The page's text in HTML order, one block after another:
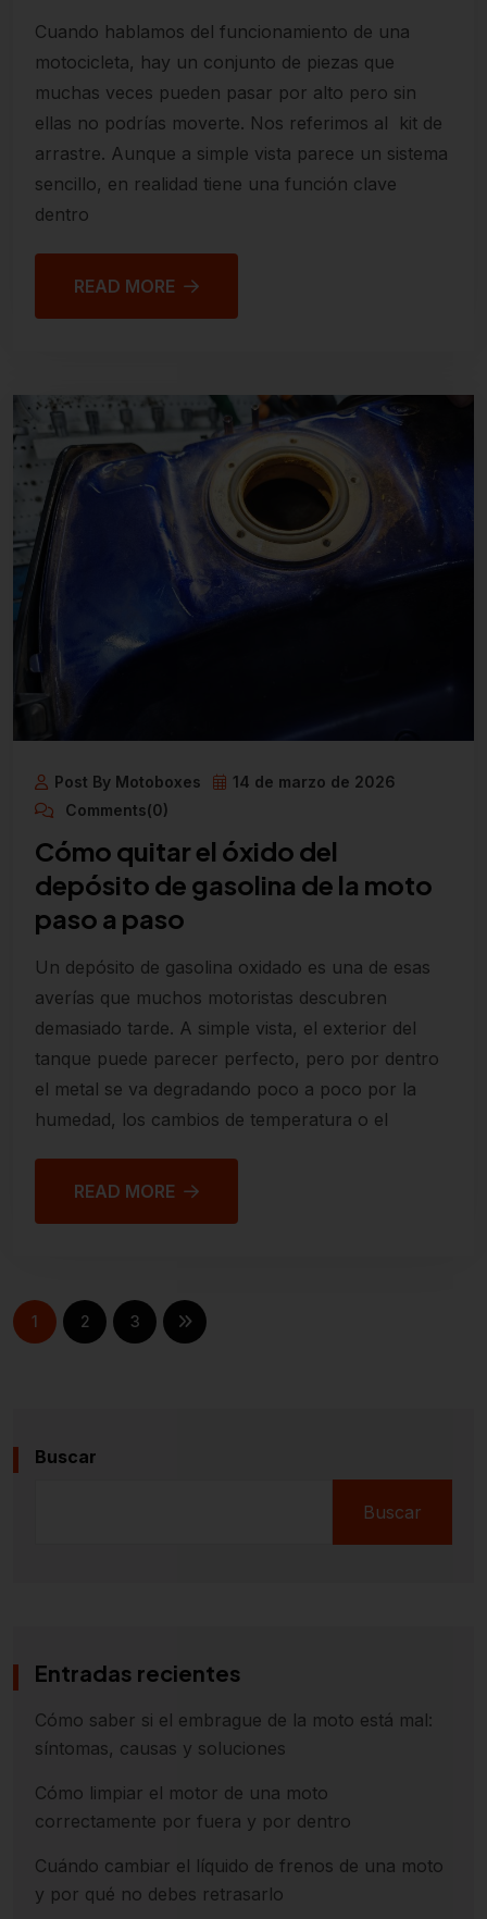
Cuando hablamos del funcionamiento de una
motocicleta, hay un conjunto de piezas que
muchas veces pueden pasar por alto pero sin
ellas no podrías moverte. Nos referimos al kit de
arrastre. Aunque a simple vista parece un sistema
sencillo, en realidad tiene una función clave
dentro
READ MORE
Post By Motoboxes
14 de marzo de 2026
Comments(0)
Cómo quitar el óxido del
depósito de gasolina de la moto
paso a paso
Un depósito de gasolina oxidado es una de esas
averías que muchos motoristas descubren
demasiado tarde. A simple vista, el exterior del
tanque puede parecer perfecto, pero por dentro
el metal se va degradando poco a poco por la
humedad, los cambios de temperatura o el
READ MORE
1 2 3
Buscar
Buscar
Entradas recientes
Cómo saber si el embrague de la moto está mal:
síntomas, causas y soluciones
Cómo limpiar el motor de una moto
correctamente por fuera y por dentro
Cuándo cambiar el líquido de frenos de una moto
y por qué no debes retrasarlo